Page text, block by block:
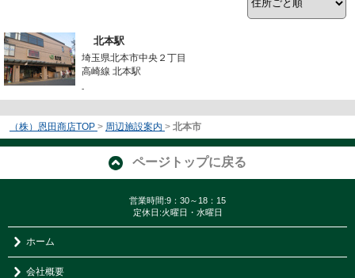
北本駅
埼玉県北本市中央２丁目
高崎線 北本駅
-
（株）恩田商店TOP > 周辺施設案内 > 北本市
ページトップに戻る
営業時間:9：30～18：15
定休日:火曜日・水曜日
ホーム
会社概要